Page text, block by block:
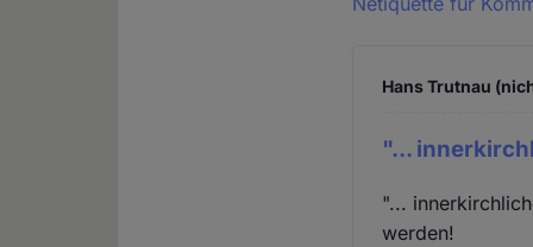
Hans Trutnau
"...
"...
werden!